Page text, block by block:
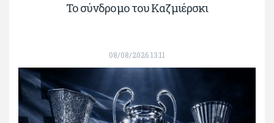
Το σύνδρομο του Καζμιέρσκι
08/08/2026 13:11